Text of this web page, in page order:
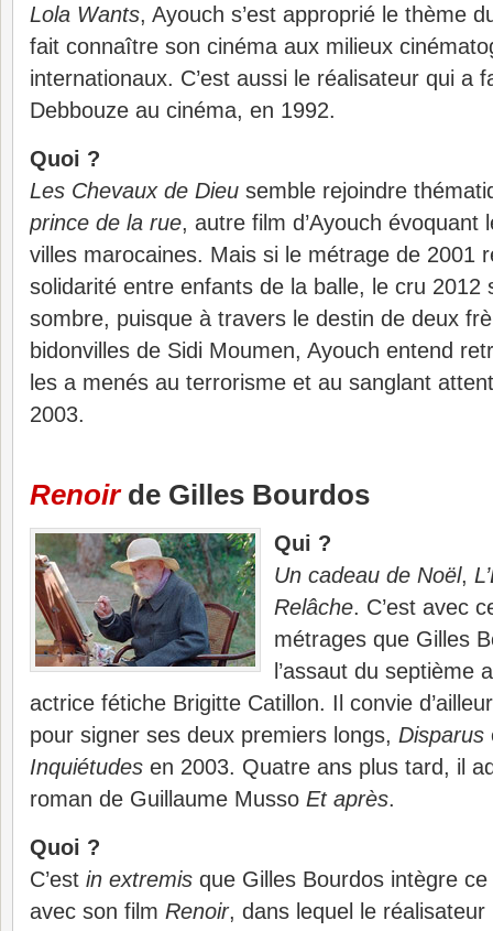
Lola Wants, Ayouch s’est approprié le thème
fait connaître son cinéma aux milieux
internationaux. C’est aussi le réalisateur qui a
Debbouze au cinéma, en 1992.
Quoi ?
Les Chevaux de Dieu semble rejoindre
prince de la rue, autre film d’Ayouch évoquant
villes marocaines. Mais si le métrage de 2001
solidarité entre enfants de la balle, le cru 2012
sombre, puisque à travers le destin de deux
bidonvilles de Sidi Moumen, Ayouch entend
les a menés au terrorisme et au sanglant
2003.
Renoirde Gilles Bourdos
Qui ?
Un cadeau de Noël,
Relâche. C’est avec
métrages que Gilles
l’assaut du septième
actrice fétiche Brigitte Catillon. Il convie
pour signer ses deux premiers longs, Disparus
Inquiétudes en 2003. Quatre ans plus tard, il
roman de Guillaume Musso Et après.
Quoi ?
C’est in extremis que Gilles Bourdos intègre
avec son film Renoir, dans lequel le